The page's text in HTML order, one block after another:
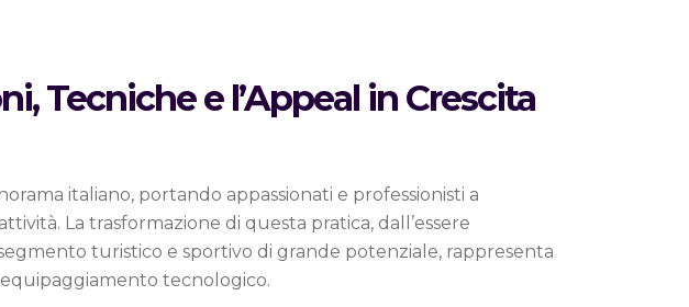
Tecniche e l’Appeal in Crescita
italiano, portando appassionati e professionisti a
La trasformazione di questa pratica, dall’essere
turistico e sportivo di grande potenziale, rappresenta
tecnologico.